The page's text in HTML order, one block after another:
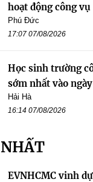
hoạt động công vụ
Phú Đức
17:07 07/08/2026
Học sinh trường
sớm nhất vào
Hải Hà
16:14 07/08/2026
EVNHCMC vinh